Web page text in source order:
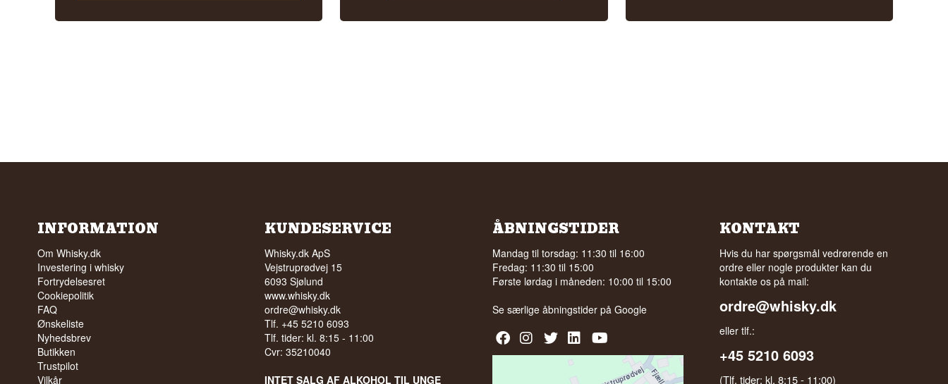
INFORMATION
Om Whisky.dk
Investering i whisky
Fortrydelsesret
Cookiepolitik
FAQ
Ønskeliste
Nyhedsbrev
Butikken
Trustpilot
Vilkår
KUNDESERVICE
Whisky.dk ApS
Vejstruprødvej 15
6093 Sjølund
www.whisky.dk
ordre@whisky.dk
Tlf. +45 5210 6093
Tlf. tider: kl. 8:15 - 11:00
Cvr: 35210040
INTET SALG AF ALKOHOL TIL UNGE
ÅBNINGSTIDER
Mandag til torsdag: 11:30 til 16:00
Fredag: 11:30 til 15:00
Første lørdag i måneden: 10:00 til 15:00
Se særlige åbningstider på Google
KONTAKT
Hvis du har spørgsmål vedrørende en
ordre eller nogle produkter kan du
kontakte os på mail:
ordre@whisky.dk
eller tlf.:
+45 5210 6093
(Tlf. tider: kl. 8:15 - 11:00)